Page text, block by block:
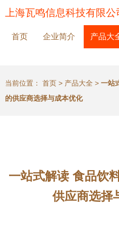
上海瓦鸣信息科技有限公
首页 企业简介 产品大
当前位置： 首页 > 产品大全 > 一站
的供应商选择与成本优化
一站式解读 食品饮
供应商选择